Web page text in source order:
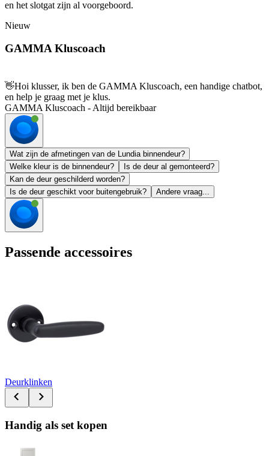
en het slotgat zijn al voorgeboord.
Nieuw
GAMMA Kluscoach
👋Hoi klusser, ik ben de GAMMA Kluscoach, een handige chatbot,
en help je graag met je klus.
GAMMA Kluscoach - Altijd bereikbaar
Wat zijn de afmetingen van de Lundia binnendeur?
Welke kleur is de binnendeur?
Is de deur al gemonteerd?
Kan de deur geschilderd worden?
Is de deur geschikt voor buitengebruik?
Andere vraag...
Passende accessoires
Deurklinken
Handig als set kopen